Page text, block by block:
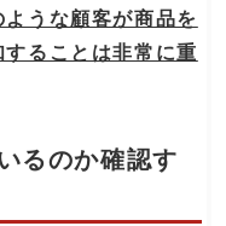
ような顧客が商品を
ることは非常に重
るのか確認す